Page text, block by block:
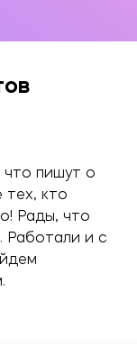
что пишут о
тех, кто
Рады, что
Работали и с